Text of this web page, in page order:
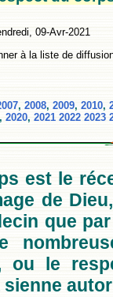
09-Avr-2021
à la liste de
, 2008, 2009, 2010,
, 2020, 2021 2022 2023
est le
de
que
ou le
sienne